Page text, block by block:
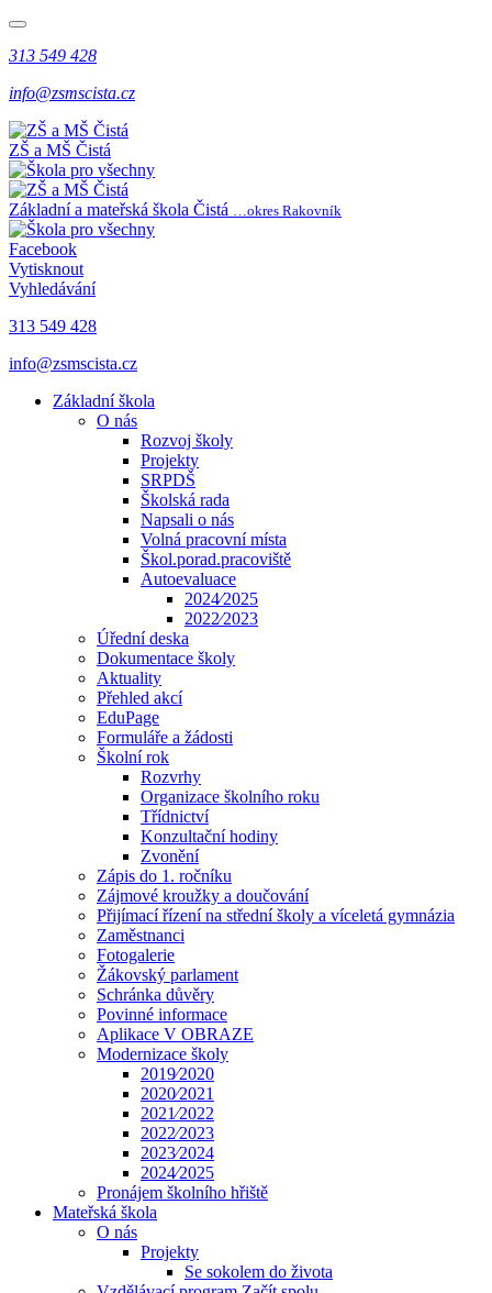
313 549 428
info@zsmscista.cz
ZŠ a MŠ Čistá
Základní a mateřská škola Čistá …okres Rakovník
Facebook
Vytisknout
Vyhledávání
313 549 428
info@zsmscista.cz
Základní škola
O nás
Rozvoj školy
Projekty
SRPDŠ
Školská rada
Napsali o nás
Volná pracovní místa
Škol.porad.pracoviště
Autoevaluace
2024⁄2025
2022⁄2023
Úřední deska
Dokumentace školy
Aktuality
Přehled akcí
EduPage
Formuláře a žádosti
Školní rok
Rozvrhy
Organizace školního roku
Třídnictví
Konzultační hodiny
Zvonění
Zápis do 1. ročníku
Zájmové kroužky a doučování
Přijímací řízení na střední školy a víceletá gymnázia
Zaměstnanci
Fotogalerie
Žákovský parlament
Schránka důvěry
Povinné informace
Aplikace V OBRAZE
Modernizace školy
2019⁄2020
2020⁄2021
2021⁄2022
2022⁄2023
2023⁄2024
2024⁄2025
Pronájem školního hřiště
Mateřská škola
O nás
Projekty
Se sokolem do života